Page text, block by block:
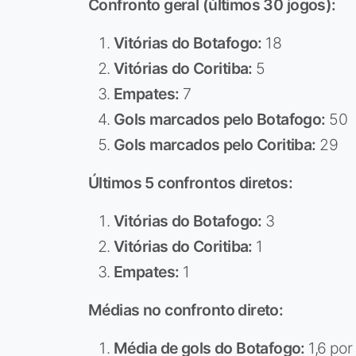
Confronto geral (últimos 30 jogos):
Vitórias do Botafogo: 18
Vitórias do Coritiba: 5
Empates: 7
Gols marcados pelo Botafogo: 50
Gols marcados pelo Coritiba: 29
Últimos 5 confrontos diretos:
Vitórias do Botafogo: 3
Vitórias do Coritiba: 1
Empates: 1
Médias no confronto direto:
Média de gols do Botafogo: 1,6